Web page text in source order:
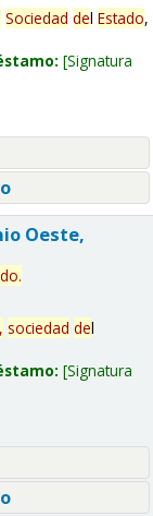
Sociedad del Estado,
Signatura
Oeste,
.
sociedad del
Signatura